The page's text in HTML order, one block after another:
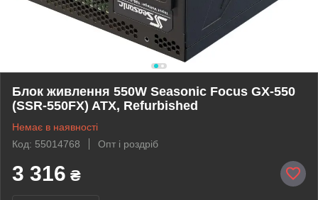
Блок живлення 550W Seasonic Focus GX-550
(SSR-550FX) ATX, Refurbished
Немає в наявності
Код: 55014768
Опт і роздріб
3 316 ₴